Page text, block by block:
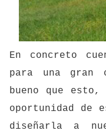
En concreto
para una gran
bueno que
oportunidad de
diseñarla a